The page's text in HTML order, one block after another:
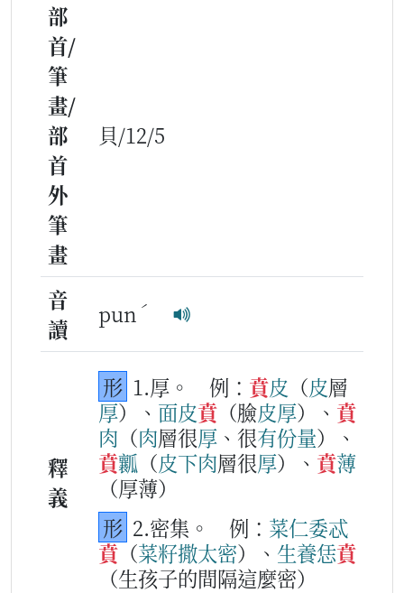
部
首/
筆
畫/
部
首
外
筆
畫
貝/12/5
音
讀
pun ˊ
釋
義
形 1.厚。 例： 賁皮 （皮層
厚）、 面皮賁 （臉皮厚）、 賁
肉 （肉層很厚 、很有份量）、
賁瓤 （皮下肉層很厚）、 賁薄
（厚薄）
形 2.密集。 例： 菜仁委忒
賁（菜籽撒太密）、 生養恁賁
（生孩子的間隔這麼密）